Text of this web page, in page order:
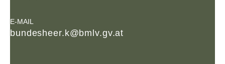
E-MAIL
bundesheer.k@bmlv.gv.at